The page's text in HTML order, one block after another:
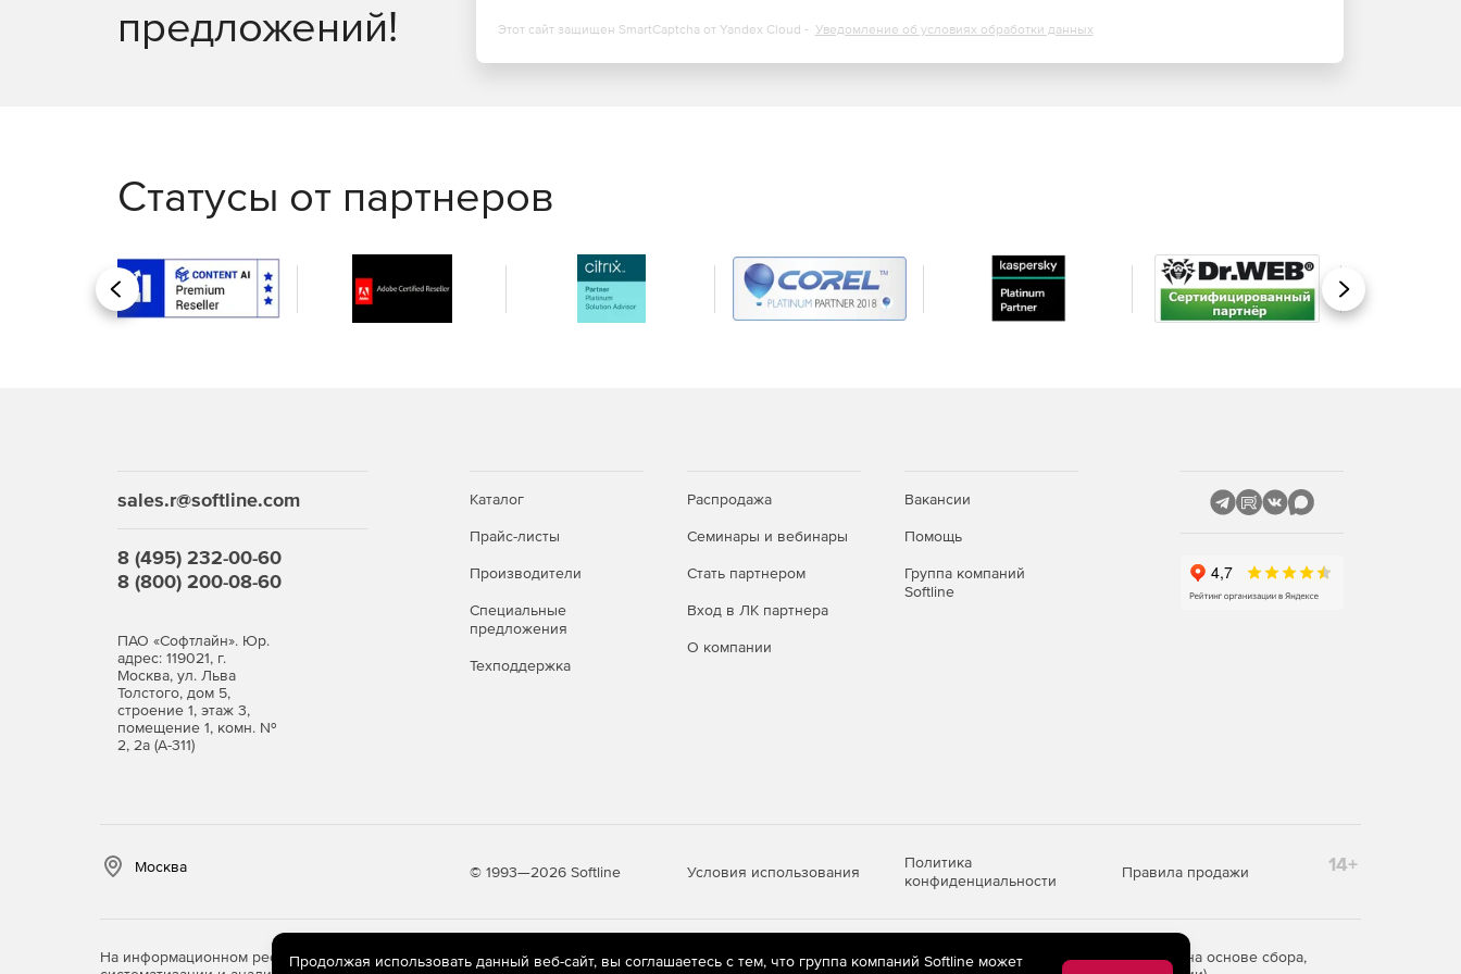
Консоль отчетов EventLog Analyzer интуитивно понятна и предлагает сотни предопределенных отчетов
для аудита, которые можно настраивать, планировать и распространять по мере необходимости.
предложений!
Этот сайт защищен SmartCaptcha от Yandex Cloud - Уведомление об условиях обработки данных
Статусы от партнеров
Назад Вперед
sales.r@softline.com
8 (495) 232-00-60
8 (800) 200-08-60
ПАО «Софтлайн». Юр.
адрес: 119021, г.
Москва, ул. Льва
Толстого, дом 5,
строение 1, этаж 3,
помещение 1, комн. №
2, 2а (А-311)
Каталог
Прайс-листы
Производители
Специальные
предложения
Техподдержка
Распродажа
Семинары и вебинары
Стать партнером
Вход в ЛК партнера
О компании
Вакансии
Помощь
Группа компаний
Softline
Москва © 1993—2026 Softline Условия использования
Политика
конфиденциальности
Правила продажи 14+
На информационном ресурсе store.softline.ru применяютсярекомендательные технологии(информационные технологии предоставления информации на основе сбора,
Продолжая использовать данный веб-сайт, вы соглашаетесь с тем, что группа компаний Softline может